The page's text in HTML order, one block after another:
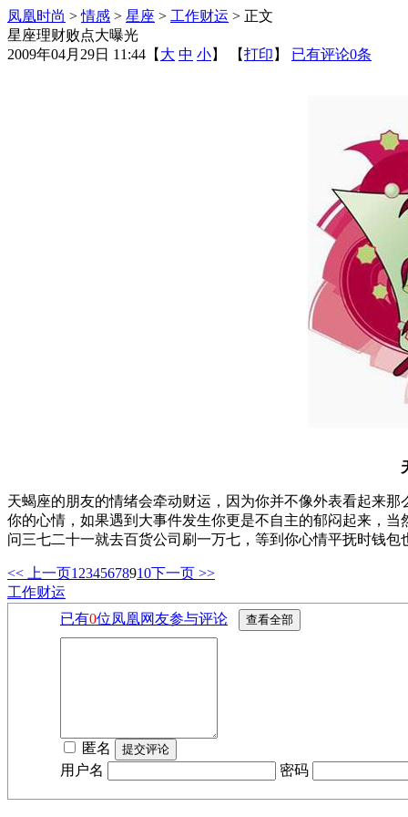
凤凰时尚 >情感 > 星座 > 工作财运 > 正文
星座理财败点大曝光
2009年04月29日 11:44 【 大 中 小】 【打印 】 已有评论0条
天蝎座的朋友的情绪会牵动财运，因为你并不像外表看起来
你的心情，如果遇到大事件发生你更是不自主的郁闷起来，
问三七二十一就去百货公司刷一万七，等到你心情平抚时钱包
<< 上一页1 2345678910下一页 >>
工作财运
已有0位凤凰网友参与评论
匿名
用户名
密码